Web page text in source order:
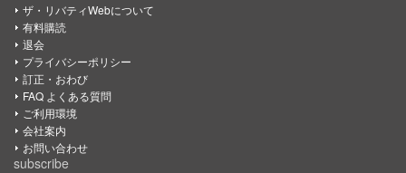
ザ・リバティWebについて
有料購読
退会
プライバシーポリシー
訂正・おわび
FAQ よくある質問
ご利用環境
会社案内
お問い合わせ
subscribe